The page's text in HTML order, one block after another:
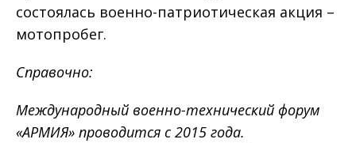
состоялась военно-патриотическая акция –
мотопробег.
Справочно:
Международный военно-технический форум
«АРМИЯ» проводится с 2015 года.